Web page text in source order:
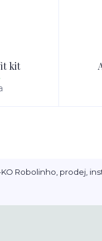
kit
Robolinho, prodej,